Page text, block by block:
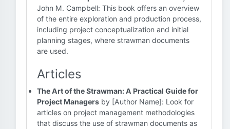
John M. Campbell: This book offers an overview
of the entire exploration and production process,
including project conceptualization and initial
planning stages, where strawman documents
are used.
Articles
The Art of the Strawman: A Practical Guide for
Project Managers by [Author Name]: Look for
articles on project management methodologies
that discuss the use of strawman documents as